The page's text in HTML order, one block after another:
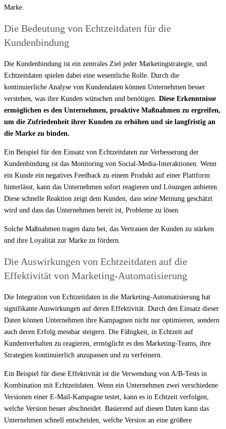
Marke.
Die Bedeutung von Echtzeitdaten für die
Kundenbindung
Die Kundenbindung ist ein zentrales Ziel jeder Marketingstrategie, und
Echtzeitdaten spielen dabei eine wesentliche Rolle. Durch die
kontinuierliche Analyse von Kundendaten können Unternehmen besser
verstehen, was ihre Kunden wünschen und benötigen. Diese Erkenntnisse
ermöglichen es den Unternehmen, proaktive Maßnahmen zu ergreifen,
um die Zufriedenheit ihrer Kunden zu erhöhen und sie langfristig an
die Marke zu binden.
Ein Beispiel für den Einsatz von Echtzeitdaten zur Verbesserung der
Kundenbindung ist das Monitoring von Social-Media-Interaktionen. Wenn
ein Kunde ein negatives Feedback zu einem Produkt auf einer Plattform
hinterlässt, kann das Unternehmen sofort reagieren und Lösungen anbieten.
Diese schnelle Reaktion zeigt dem Kunden, dass seine Meinung geschätzt
wird und dass das Unternehmen bereit ist, Probleme zu lösen.
Solche Maßnahmen tragen dazu bei, das Vertrauen der Kunden zu stärken
und ihre Loyalität zur Marke zu fördern.
Die Auswirkungen von Echtzeitdaten auf die
Effektivität von Marketing-Automatisierung
Die Integration von Echtzeitdaten in die Marketing-Automatisierung hat
signifikante Auswirkungen auf deren Effektivität. Durch den Einsatz dieser
Daten können Unternehmen ihre Kampagnen nicht nur optimieren, sondern
auch deren Erfolg messbar steigern. Die Fähigkeit, in Echtzeit auf
Kundenverhalten zu reagieren, ermöglicht es den Marketing-Teams, ihre
Strategien kontinuierlich anzupassen und zu verfeinern.
Ein Beispiel für diese Effektivität ist die Verwendung von A/B-Tests in
Kombination mit Echtzeitdaten. Wenn ein Unternehmen zwei verschiedene
Versionen einer E-Mail-Kampagne testet, kann es in Echtzeit verfolgen,
welche Version besser abschneidet. Basierend auf diesen Daten kann das
Unternehmen schnell entscheiden, welche Version an eine größere